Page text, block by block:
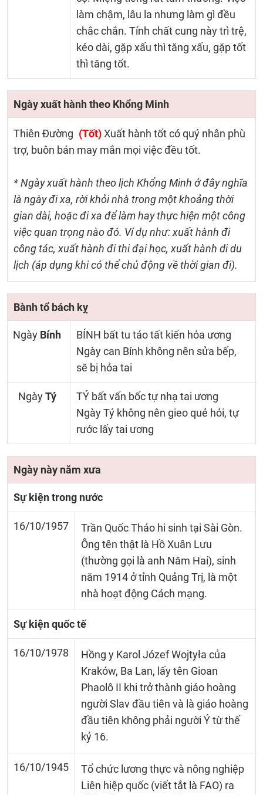
làm chậm, lâu la nhưng làm gì đều
chắc chắn. Tính chất cung này trì trệ,
kéo dài, gặp xấu thì tăng xấu, gặp tốt
thì tăng tốt.
Ngày xuất hành theo Khổng Minh
Thiên Đường (Tốt)Xuất hành tốt có quý nhân phù
trợ, buôn bán may mắn mọi việc đều tốt.
* Ngày xuất hành theo lịch Khổng Minh ở đây nghĩa
là ngày đi xa, rời khỏi nhà trong một khoảng thời
gian dài, hoặc đi xa để làm hay thực hiện một công
việc quan trọng nào đó. Ví dụ như: xuất hành đi
công tác, xuất hành đi thi đại học, xuất hành di du
lịch (áp dụng khi có thể chủ động về thời gian đi).
Bành tổ bách kỵ
Ngày Bính
BÍNH bất tu táo tất kiến hỏa ương
Ngày can Bính không nên sửa bếp,
sẽ bị hỏa tai
NgàyTý
TÝ bất vấn bốc tự nhạ tai ương
Ngày Tý không nên gieo quẻ hỏi, tự
rước lấy tai ương
Ngày này năm xưa
Sự kiện trong nước
16/10/1957
Trần Quốc Thảo hi sinh tại Sài Gòn.
Ông tên thật là Hồ Xuân Lưu
(thường gọi là anh Năm Hai), sinh
năm 1914 ở tỉnh Quảng Trị, là một
nhà hoạt động Cách mạng.
Sự kiện quốc tế
16/10/1978
Hồng y Karol Józef Wojtyła của
Kraków, Ba Lan, lấy tên Gioan
Phaolô II khi trở thành giáo hoàng
người Slav đầu tiên và là giáo hoàng
đầu tiên không phải người Ý từ thế
kỷ 16.
16/10/1945
Tổ chức lương thực và nông nghiệp
Liên hiệp quốc (viết tắt là FAO) ra